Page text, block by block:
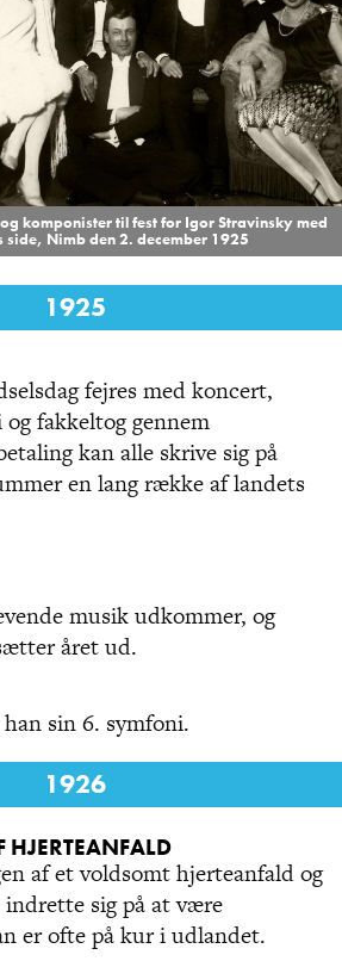
komponister til fest for Igor Stravinsky med
side, Nimb den 2. december 1925
1925
fejres med koncert,
fakkeltog gennem
kan alle skrive sig på
en lang række af landets
musik udkommer, og
året ud.
sin 6. symfoni.
1926
af et voldsomt hjerteanfald og
sig på at være
er ofte på kur i udlandet.